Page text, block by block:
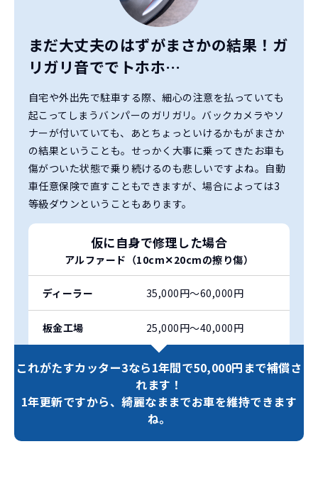
まだ大丈夫のはずがまさかの結果！ ガ
リガリ音ででトホホ…
自宅や外出先で駐車する際、細心の注意を払っていても
起こってしまうバンパーのガリガリ。バックカメラやソ
ナーが付いていても、あとちょっといけるかもがまさか
の結果ということも。せっかく大事に乗ってきたお車も
傷がついた状態で乗り続けるのも悲しいですよね。自動
車任意保険で直すこともできますが、場合によっては3
等級ダウンということもあります。
仮に自身で修理した場合
アルファード（10cm✕20cmの擦り傷）
ディーラー 35,000円〜60,000円
板金工場 25,000円〜40,000円
これがたすカッター3なら1年間で50,000円まで補償さ
れます！
1年更新ですから、綺麗なままでお車を維持できます
ね。